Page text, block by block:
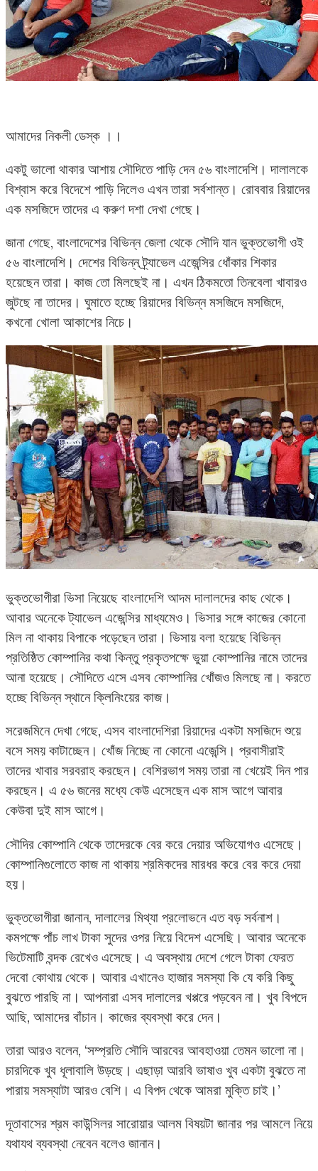
আমাদের নিকলী ডেস্ক ।।
একটু ভালো থাকার আশায় সৌদিতে পাড়ি দেন ৫৬ বাংলাদেশি। দালালকে
বিশ্বাস করে বিদেশে পাড়ি দিলেও এখন তারা সর্বশান্ত। রোববার রিয়াদের
এক মসজিদে তাদের এ করুণ দশা দেখা গেছে।
জানা গেছে, বাংলাদেশের বিভিন্ন জেলা থেকে সৌদি যান ভুক্তভোগী ওই
৫৬ বাংলাদেশি। দেশের বিভিন্ন ট্র্যাভেল এজেন্সির ধোঁকার শিকার
হয়েছেন তারা। কাজ তো মিলছেই না। এখন ঠিকমতো তিনবেলা খাবারও
জুটছে না তাদের। ঘুমাতে হচ্ছে রিয়াদের বিভিন্ন মসজিদে মসজিদে,
কখনো খোলা আকাশের নিচে।
ভুক্তভোগীরা ভিসা নিয়েছে বাংলাদেশি আদম দালালদের কাছ থেকে।
আবার অনেকে ট্যাভেল এজেন্সির মাধ্যমেও। ভিসার সঙ্গে কাজের কোনো
মিল না থাকায় বিপাকে পড়েছেন তারা। ভিসায় বলা হয়েছে বিভিন্ন
প্রতিষ্ঠিত কোম্পানির কথা কিন্তু প্রকৃতপক্ষে ভুয়া কোম্পানির নামে তাদের
আনা হয়েছে। সৌদিতে এসে এসব কোম্পানির খোঁজও মিলছে না। করতে
হচ্ছে বিভিন্ন স্থানে ক্লিনিংয়ের কাজ।
সরেজমিনে দেখা গেছে, এসব বাংলাদেশিরা রিয়াদের একটা মসজিদে শুয়ে
বসে সময় কাটাচ্ছেন। খোঁজ নিচ্ছে না কোনো এজেন্সি। প্রবাসীরাই
তাদের খাবার সরবরাহ করছেন। বেশিরভাগ সময় তারা না খেয়েই দিন পার
করছেন। এ ৫৬ জনের মধ্যে কেউ এসেছেন এক মাস আগে আবার
কেউবা দুই মাস আগে।
সৌদির কোম্পানি থেকে তাদেরকে বের করে দেয়ার অভিযোগও এসেছে।
কোম্পানিগুলোতে কাজ না থাকায় শ্রমিকদের মারধর করে বের করে দেয়া
হয়।
ভুক্তভোগীরা জানান, দালালের মিথ্যা প্রলোভনে এত বড় সর্বনাশ।
কমপক্ষে পাঁচ লাখ টাকা সুদের ওপর নিয়ে বিদেশ এসেছি। আবার অনেকে
ভিটেমাটি বন্দক রেখেও এসেছে। এ অবস্থায় দেশে গেলে টাকা ফেরত
দেবো কোথায় থেকে। আবার এখানেও হাজার সমস্যা কি যে করি কিছু
বুঝতে পারছি না। আপনারা এসব দালালের খপ্পরে পড়বেন না। খুব বিপদে
আছি, আমাদের বাঁচান। কাজের ব্যবস্থা করে দেন।
তারা আরও বলেন, ‘সম্প্রতি সৌদি আরবের আবহাওয়া তেমন ভালো না।
চারদিকে খুব ধূলাবালি উড়ছে। এছাড়া আরবি ভাষাও খুব একটা বুঝতে না
পারায় সমস্যাটা আরও বেশি। এ বিপদ থেকে আমরা মুক্তি চাই।’
দূতাবাসের শ্রম কাউন্সিলর সারোয়ার আলম বিষয়টা জানার পর আমলে নিয়ে
যথাযথ ব্যবস্থা নেবেন বলেও জানান।